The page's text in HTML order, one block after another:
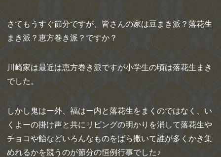
さてもうすぐ節分ですが、皆さんの家は豆まき派？落花生
まき派？恵方巻き派？ですか？
川崎家は最近は恵方巻き派ですが小学生の頃は落花生まき
でした。
しかし鬼はー外、福はー内と落花生をまくのではなく、い
くよーの掛け声と共にリビングの明かりを消して落花生や
チョコや飴などいろんなものをばら撒いて誰が多くかき集
めれるかを競うのが節分の恒例行事でした♪